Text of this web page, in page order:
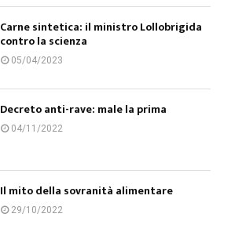
Carne sintetica: il ministro Lollobrigida
contro la scienza
05/04/2023
Decreto anti-rave: male la prima
04/11/2022
Il mito della sovranità alimentare
29/10/2022